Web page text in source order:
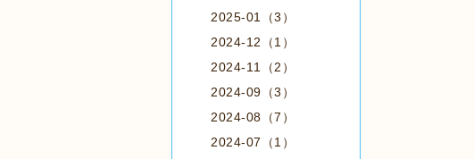
2025-01（3）
2024-12（1）
2024-11（2）
2024-09（3）
2024-08（7）
2024-07（1）